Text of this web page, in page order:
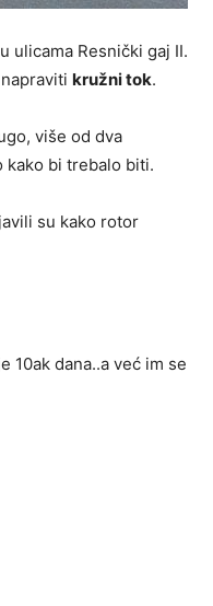
ulicama Resnički gaj II.
kružni tok.
više od dva
kako bi trebalo biti.
su kako rotor
10ak dana..a već im se